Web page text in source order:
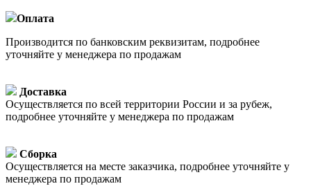
Оплата
Производится по банковским реквизитам, подробнее
уточняйте у менеджера по продажам
Доставка
Осуществляется по всей территории России и за рубеж,
подробнее уточняйте у менеджера по продажам
Сборка
Осуществляется на месте заказчика, подробнее уточняйте у
менеджера по продажам